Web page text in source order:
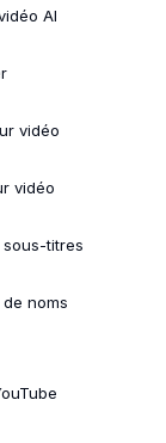
AI
vidéo
vidéo
titres
noms